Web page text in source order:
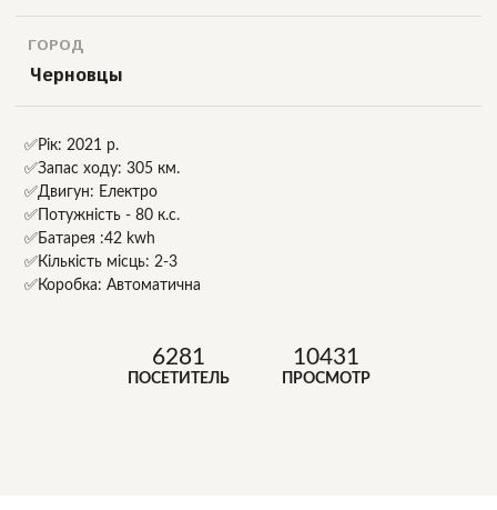
ГОРОД
Черновцы
✅Рік: 2021 р.
✅Запас ходу: 305 км.
✅Двигун: Електро
✅Потужність - 80 к.с.
✅Батарея :42 kwh
✅Кількість місць: 2-3
✅Коробка: Автоматична
6281
ПОСЕТИТЕЛЬ
10431
ПРОСМОТР